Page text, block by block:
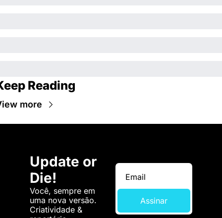
Reading
more
Update or
Die!
Você, sempre em
uma nova versão.
Criatividade &
Assinar